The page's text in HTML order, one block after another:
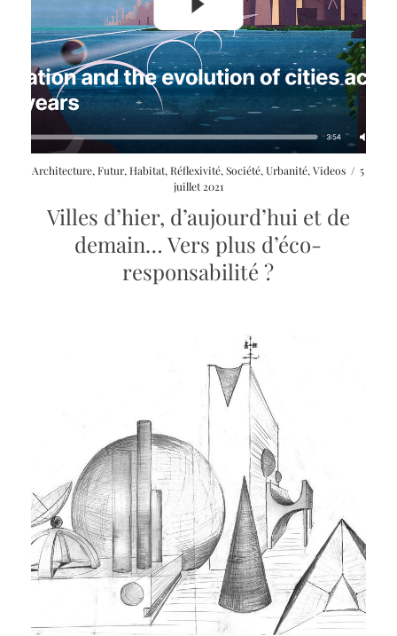
Launch
video
modal
Architecture,Futur,Habitat,Réflexivité,Société,Urbanité,Videos / 5
juillet 2021
Villes d’hier, d’aujourd’hui et de
demain… Vers plus d’éco-
responsabilité ?